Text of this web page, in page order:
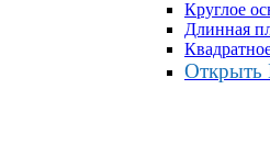
Круглое
Длинная
Открыть